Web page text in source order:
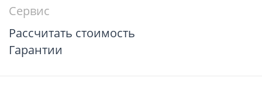
Сервис
Рассчитать стоимость
Гарантии